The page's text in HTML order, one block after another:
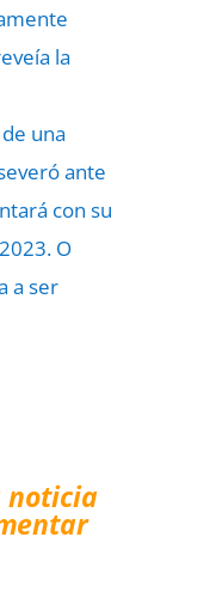
la
una
ante
con su
O
a ser
noticia